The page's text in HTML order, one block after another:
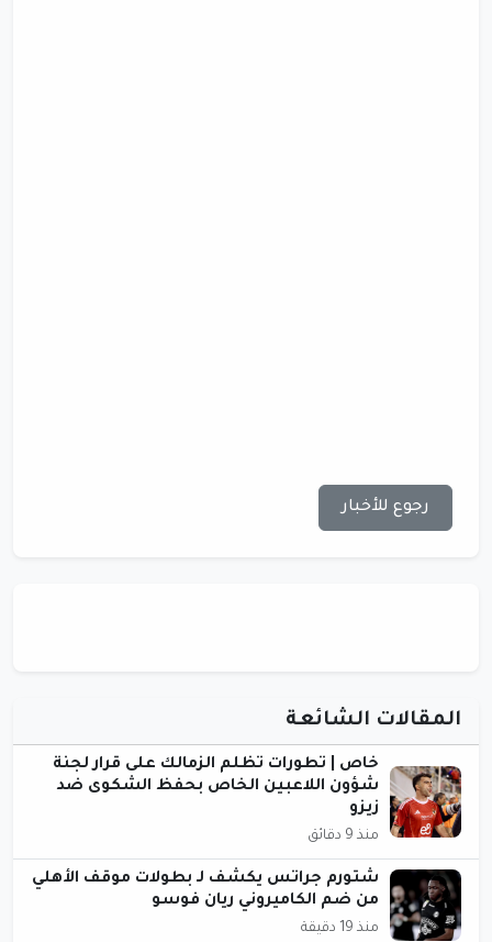
رجوع للأخبار
المقالات الشائعة
خاص | تطورات تظلم الزمالك على قرار لجنة
شؤون اللاعبين الخاص بحفظ الشكوى ضد
زيزو
منذ 9 دقائق
شتورم جراتس يكشف لـ بطولات موقف الأهلي
من ضم الكاميروني ريان فوسو
منذ 19 دقيقة